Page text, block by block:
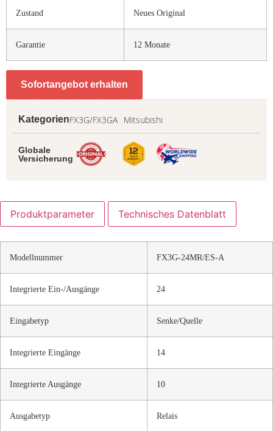
Zustand Neues Original
Garantie 12 Monate
Sofortangebot erhalten
KategorienFX3G/FX3GA Mitsubishi
Globale
Versicherung
Produktparameter Technisches Datenblatt
Modellnummer FX3G-24MR/ES-A
Integrierte Ein-/Ausgänge 24
Eingabetyp Senke/Quelle
Integrierte Eingänge 14
Integrierte Ausgänge 10
Ausgabetyp Relais